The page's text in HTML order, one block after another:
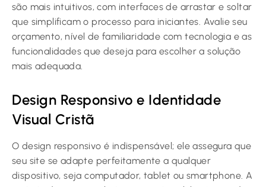
são mais intuitivos, com interfaces de arrastar e soltar
que simplificam o processo para iniciantes. Avalie seu
orçamento, nível de familiaridade com tecnologia e as
funcionalidades que deseja para escolher a solução
mais adequada.
Design Responsivo e Identidade
Visual Cristã
O design responsivo é indispensável; ele assegura que
seu site se adapte perfeitamente a qualquer
dispositivo, seja computador, tablet ou smartphone. A